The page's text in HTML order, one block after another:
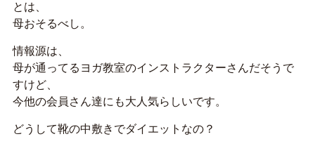
とは、
母おそるべし。
情報源は、
母が通ってるヨガ教室のインストラクターさんだそうで
すけど、
今他の会員さん達にも大人気らしいです。
どうして靴の中敷きでダイエットなの？